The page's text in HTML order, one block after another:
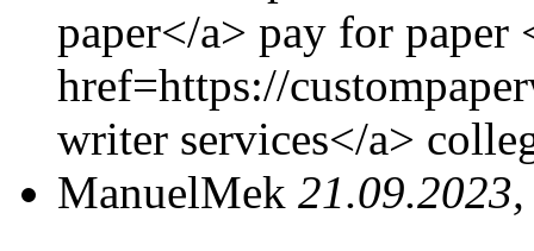
paper</a> pay for paper
href=https://
writer services</a>
ManuelMek